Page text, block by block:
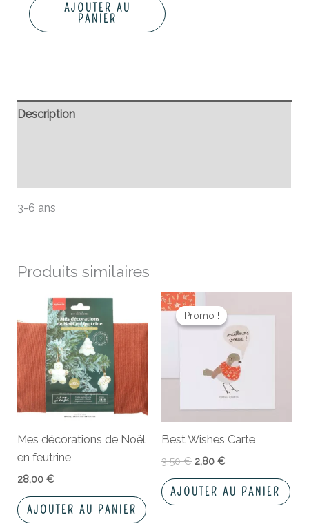
AJOUTER AU
PANIER
Description
3-6 ans
Produits similaires
Mes décorations de Noël
en feutrine
28,00€
AJOUTER AU PANIER
Promo !
Promo !
Best Wishes Carte
3,50€
Le
initial
2,80 €
prix
actuel
est :
2,80 €.
AJOUTER AU PANIER